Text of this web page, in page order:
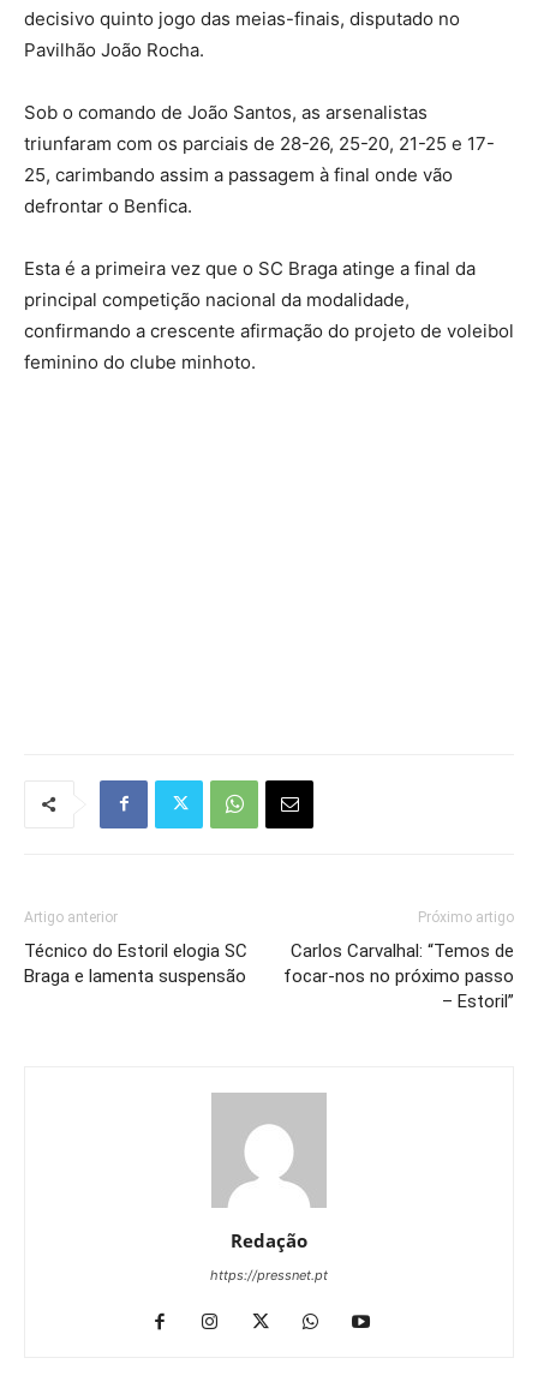
decisivo quinto jogo das meias-finais, disputado no
Pavilhão João Rocha.
Sob o comando de João Santos, as arsenalistas
triunfaram com os parciais de 28-26, 25-20, 21-25 e 17-
25, carimbando assim a passagem à final onde vão
defrontar o Benfica.
Esta é a primeira vez que o SC Braga atinge a final da
principal competição nacional da modalidade,
confirmando a crescente afirmação do projeto de voleibol
feminino do clube minhoto.
Artigo anterior
Técnico do Estoril elogia SC
Braga e lamenta suspensão
Próximo artigo
Carlos Carvalhal: “Temos de
focar-nos no próximo passo
– Estoril”
Redação
https://pressnet.pt